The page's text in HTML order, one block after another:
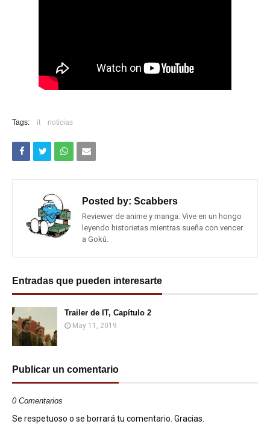
Tags: it noticias
Posted by: Scabbers
Reviewer de anime y manga. Vive en un hongo
leyendo historietas mientras sueña con vencer
a Gokú.
Entradas que pueden interesarte
Trailer de IT, Capítulo 2
May 11, 2019
Publicar un comentario
0 Comentarios
Se respetuoso o se borrará tu comentario. Gracias.